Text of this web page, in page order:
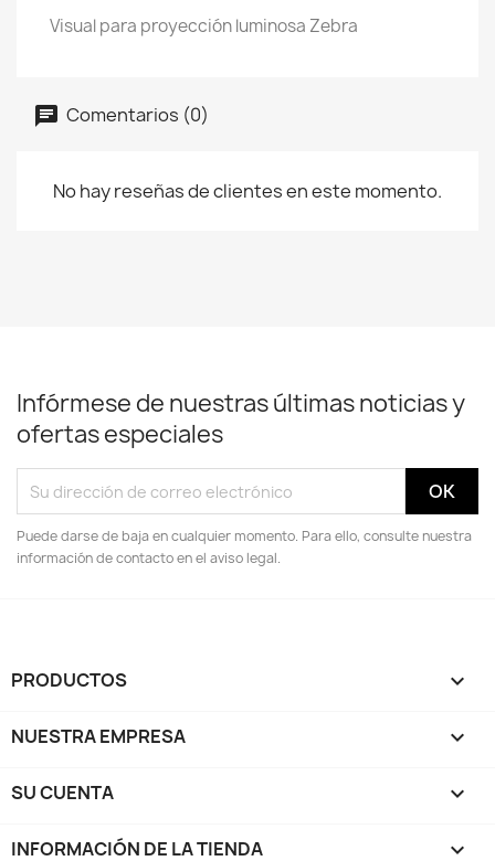
Visual para proyección luminosa Zebra
Comentarios (0)
No hay reseñas de clientes en este momento.
Infórmese de nuestras últimas noticias y
ofertas especiales
Puede darse de baja en cualquier momento. Para ello, consulte nuestra
información de contacto en el aviso legal.
PRODUCTOS 
NUESTRA EMPRESA 
SU CUENTA 
INFORMACIÓN DE LA TIENDA keyboard_arrow_down